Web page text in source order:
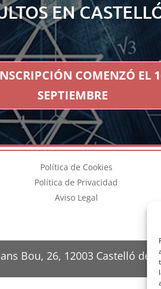
EN
COMENZÓ EL
SEPTIEMBRE
Política de Cookies
Política de Privacidad
Aviso Legal
Bou, 26, 12003 Castelló de